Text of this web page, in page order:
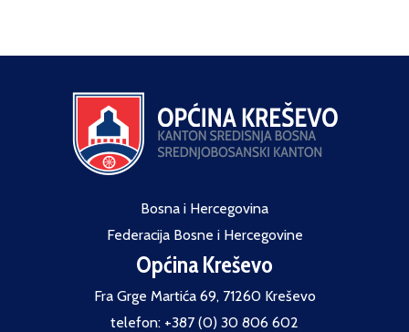
Bosna i Hercegovina
Federacija Bosne i Hercegovine
Općina Kreševo
Fra Grge Martića 69, 71260 Kreševo
telefon: +387 (0) 30 806 602